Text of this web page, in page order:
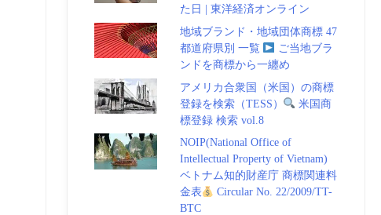
た日 | 東洋経済オンライン
地域ブランド・地域団体商標 47
都道府県別 一覧
ご当地ブラ
ンドを商標から一纏め
アメリカ合衆国（米国）の商標
登録を検索（TESS）
米国商
標登録 検索 vol.8
NOIP(National Office of
Intellectual Property of Vietnam)
ベトナム知的財産庁 商標関連料
金表
Circular No. 22/2009/TT-
BTC